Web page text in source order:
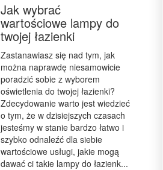
Jak wybrać
wartościowe lampy do
twojej łazienki
Zastanawiasz się nad tym, jak
można naprawdę niesamowicie
poradzić sobie z wyborem
oświetlenia do twojej łazienki?
Zdecydowanie warto jest wiedzieć
o tym, że w dzisiejszych czasach
jesteśmy w stanie bardzo łatwo i
szybko odnaleźć dla siebie
wartościowe usługi, jakie mogą
dawać ci takie lampy do łazienk...